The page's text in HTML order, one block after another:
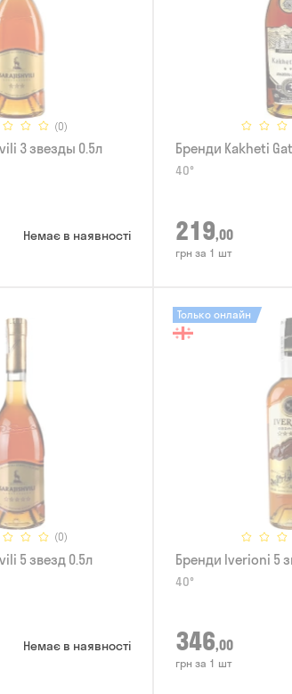
(0)
3 звезды 0.5л
Немає в наявності
Бренди Kakheti
40°
219,00
грн за 1 шт
(0)
5 звезд 0.5л
Немає в наявності
Только онлайн
Бренди Iverioni 5
40°
346,00
грн за 1 шт